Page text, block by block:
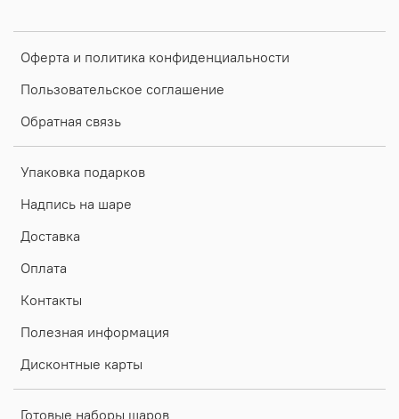
Оферта и политика конфиденциальности
Пользовательское соглашение
Обратная связь
Упаковка подарков
Надпись на шаре
Доставка
Оплата
Контакты
Полезная информация
Дисконтные карты
Готовые наборы шаров